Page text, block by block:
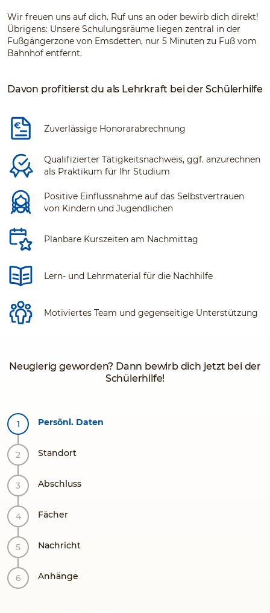
Wir freuen uns auf dich. Ruf uns an oder bewirb dich direkt!
Übrigens: Unsere Schulungsräume liegen zentral in der
Fußgängerzone von Emsdetten, nur 5 Minuten zu Fuß vom
Bahnhof entfernt.
Davon profitierst du als Lehrkraft bei der Schülerhilfe
Zuverlässige Honorarabrechnung
Qualifizierter Tätigkeitsnachweis, ggf. anzurechnen
als Praktikum für Ihr Studium
Positive Einflussnahme auf das Selbstvertrauen
von Kindern und Jugendlichen
Planbare Kurszeiten am Nachmittag
Lern- und Lehrmaterial für die Nachhilfe
Motiviertes Team und gegenseitige Unterstützung
Neugierig geworden? Dann bewirb dich jetzt bei der
Schülerhilfe!
Persönl. Daten
Standort
Abschluss
Fächer
Nachricht
Anhänge